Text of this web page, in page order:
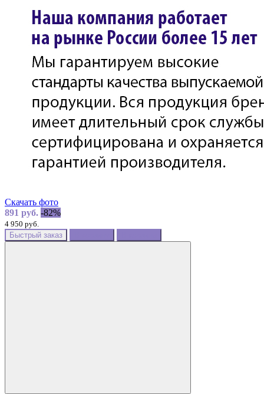
Скачать фото
891 руб. -82%
4 950 руб.
Быстрый заказ